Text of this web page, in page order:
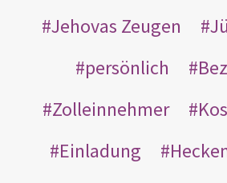
Jehovas Zeugen
persönlich
Zolleinnehmer
Einladung